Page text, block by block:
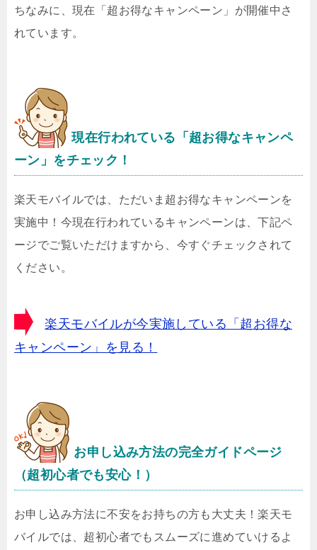
ちなみに、現在「超お得なキャンペーン」が開催中さ
れています。
現在行われている「超お得なキャンペ
ーン」をチェック！
楽天モバイルでは、ただいま超お得なキャンペーンを
実施中！今現在行われているキャンペーンは、下記ペ
ージでご覧いただけますから、今すぐチェックされて
ください。
楽天モバイルが今実施している「超お得な
キャンペーン」を見る！
お申し込み方法の完全ガイドページ
（超初心者でも安心！）
お申し込み方法に不安をお持ちの方も大丈夫！楽天モ
バイルでは、超初心者でもスムーズに進めていけるよ